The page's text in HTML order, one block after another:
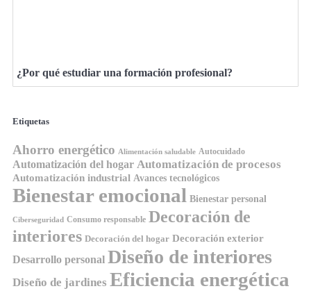
¿Por qué estudiar una formación profesional?
Etiquetas
Ahorro energético Alimentación saludable Autocuidado
Automatización del hogar Automatización de procesos
Automatización industrial Avances tecnológicos
Bienestar emocional Bienestar personal
Ciberseguridad Consumo responsable Decoración de
interiores Decoración del hogar Decoración exterior
Desarrollo personal Diseño de interiores
Diseño de jardines Eficiencia energética